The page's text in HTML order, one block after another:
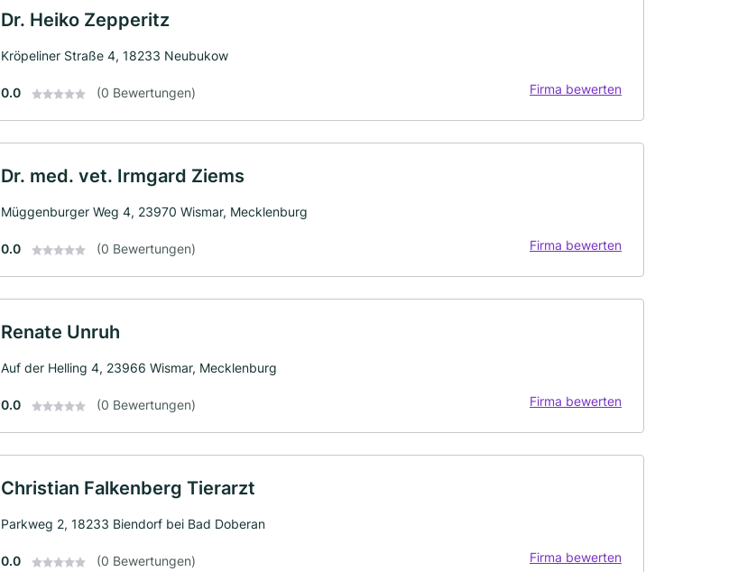
Dr. Heiko Zepperitz
Kröpeliner Straße 4, 18233 Neubukow
0.0 (0 Bewertungen) Firma bewerten
Dr. med. vet. Irmgard Ziems
Müggenburger Weg 4, 23970 Wismar, Mecklenburg
0.0 (0 Bewertungen) Firma bewerten
Renate Unruh
Auf der Helling 4, 23966 Wismar, Mecklenburg
0.0 (0 Bewertungen) Firma bewerten
Christian Falkenberg Tierarzt
Parkweg 2, 18233 Biendorf bei Bad Doberan
0.0 (0 Bewertungen) Firma bewerten